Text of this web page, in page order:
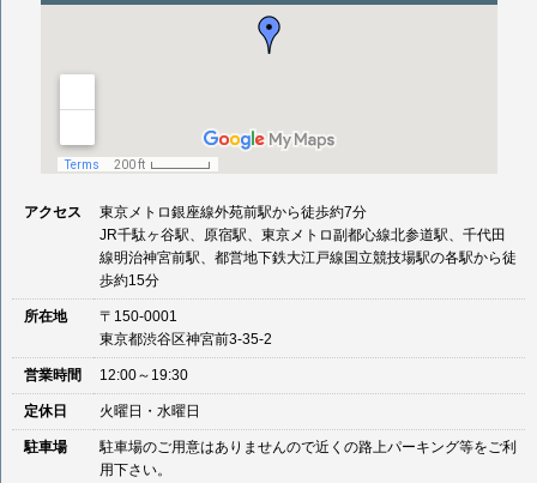
アクセス
東京メトロ銀座線外苑前駅から徒歩約7分
JR千駄ヶ谷駅、原宿駅、東京メトロ副都心線北参道駅、千代田
線明治神宮前駅、都営地下鉄大江戸線国立競技場駅の各駅から徒
歩約15分
所在地
〒150-0001
東京都渋谷区神宮前3-35-2
営業時間 12:00～19:30
定休日 火曜日・水曜日
駐車場
駐車場のご用意はありませんので近くの路上パーキング等をご利
用下さい。